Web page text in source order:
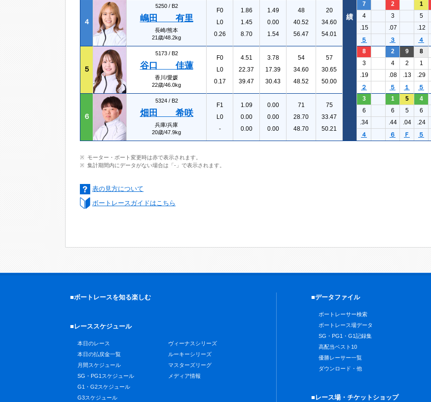
４
5250 / B2
嶋田 有里
長崎/熊本
21歳/48.2kg
F0
L0
0.26
1.86
1.45
8.70
1.49
0.00
1.54
48
40.52
56.47
20
34.60
54.01
7 2 1
4
3 5
.15
.07 .12
５
３ ４
５
5173 / B2
谷口 佳蓮
香川/愛媛
22歳/46.0kg
F0
L0
0.17
4.51
22.37
39.47
3.78
17.39
30.43
54
34.60
48.52
57
30.65
50.00
8 2 9 8
3 4 2 1
.19
.08 .13 .29
２
５ １ ５
６
5324 / B2
畑田 希咲
兵庫/兵庫
20歳/47.9kg
F1
L0
-
1.09
0.00
0.00
0.00
0.00
0.00
71
28.70
48.70
75
33.47
50.21
3 1 5 4
6
6 5 6
.34
.44 .04 .24
４
６ Ｆ ５
績
モーター・ボート変更時は赤で表示されます。
集計期間内にデータがない場合は「-」で表示されます。
表の見方について
ボートレースガイドはこちら
■ボートレースを知る楽しむ
■レーススケジュール
本日のレース
本日の払戻金一覧
月間スケジュール
SG・PG1スケジュール
G1・G2スケジュール
G3スケジュール
ヴィーナスシリーズ
ルーキーシリーズ
マスターズリーグ
メディア情報
■データファイル
ボートレーサー検索
ボートレース場データ
SG・PG1・G1記録集
高配当ベスト10
優勝レーサー一覧
ダウンロード・他
■レース場・チケットショップ